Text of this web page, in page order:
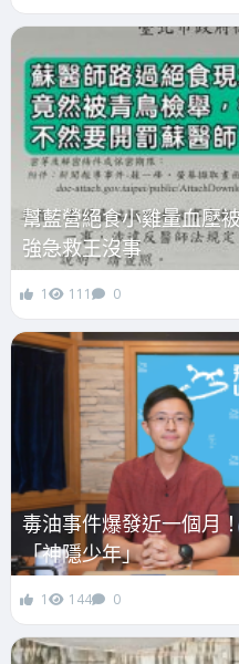
幫藍營絕食小雞量血壓
強急救王沒事
1 111 0
毒油事件爆發近一個月
「神隱少年」
1 144 0